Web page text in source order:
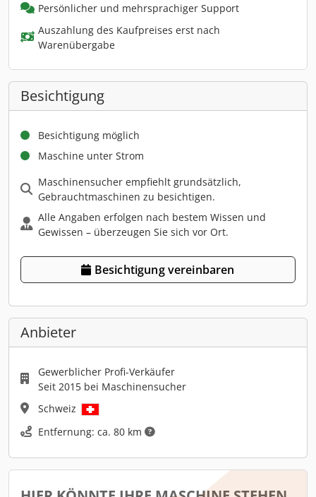
Persönlicher und mehrsprachiger Support
Auszahlung des Kaufpreises erst nach
Warenübergabe
Besichtigung
Besichtigung möglich
Maschine unter Strom
Maschinensucher empfiehlt grundsätzlich,
Gebrauchtmaschinen zu besichtigen.
Alle Angaben erfolgen nach bestem Wissen und
Gewissen – überzeugen Sie sich vor Ort.
Besichtigung vereinbaren
Anbieter
Gewerblicher Profi-Verkäufer
Seit 2015 bei Maschinensucher
Schweiz
Entfernung: ca. 80 km